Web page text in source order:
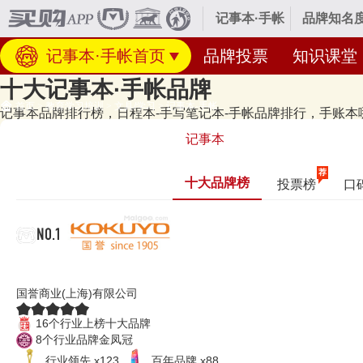
记事本·手帐 品牌知名
记事本·手帐首页 品牌投票 知识课堂
十大记事本·手帐品牌
记事本品牌排行榜，日程本-手写笔记本-手帐品牌排行，手账
记事本·手帐十大品牌榜单和著名记事本·手帐品牌名单的是口碑好或
首页 > 教育学习培训 文具/学习 > 记事本·手帐
记事本
十大品牌榜 投票榜
荐
口
NO.1
国誉商业(上海)有限公司
16个行业上榜十大品牌
8个行业品牌金凤冠